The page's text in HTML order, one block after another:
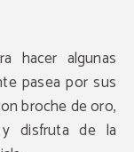
hacer algunas
pasea por sus
broche de oro,
disfruta de la